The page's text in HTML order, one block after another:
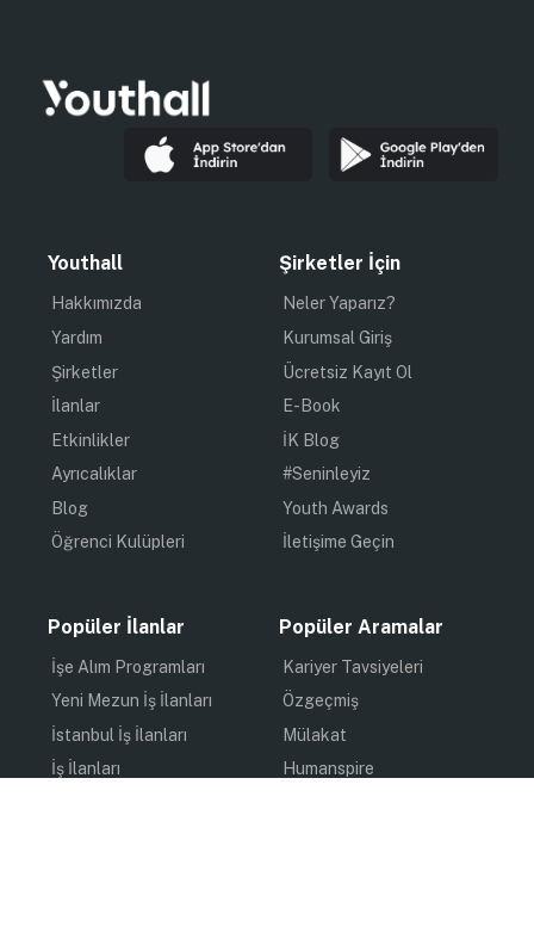
Youthall
Hakkımızda
Yardım
Şirketler
İlanlar
Etkinlikler
Ayrıcalıklar
Blog
Öğrenci Kulüpleri
Şirketler İçin
Neler Yaparız?
Kurumsal Giriş
Ücretsiz Kayıt Ol
E-Book
İK Blog
#Seninleyiz
Youth Awards
İletişime Geçin
Popüler İlanlar
İşe Alım Programları
Yeni Mezun İş İlanları
İstanbul İş İlanları
İş İlanları
Popüler Aramalar
Kariyer Tavsiyeleri
Özgeçmiş
Mülakat
Humanspire